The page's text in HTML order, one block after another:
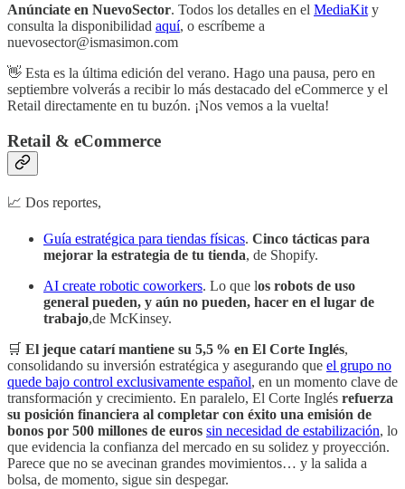
Anúnciate en NuevoSector. Todos los detalles en el MediaKit y
consulta la disponibilidad aquí, o escríbeme a
nuevosector@ismasimon.com
👋 Esta es la última edición del verano. Hago una pausa, pero en
septiembre volverás a recibir lo más destacado del eCommerce y el
Retail directamente en tu buzón. ¡Nos vemos a la vuelta!
Retail & eCommerce
📈 Dos reportes,
Guía estratégica para tiendas físicas. Cinco tácticas para
mejorar la estrategia de tu tienda, de Shopify.
AI create robotic coworkers. Lo que los robots de uso
general pueden, y aún no pueden, hacer en el lugar de
trabajo,de McKinsey.
🛒 El jeque catarí mantiene su 5,5 % en El Corte Inglés,
consolidando su inversión estratégica y asegurando que el grupo no
quede bajo control exclusivamente español, en un momento clave de
transformación y crecimiento. En paralelo, El Corte Inglés refuerza
su posición financiera al completar con éxito una emisión de
bonos por 500 millones de euros sin necesidad de estabilización, lo
que evidencia la confianza del mercado en su solidez y proyección.
Parece que no se avecinan grandes movimientos… y la salida a
bolsa, de momento, sigue sin despegar.